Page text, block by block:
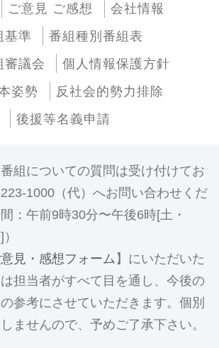
ご意見 ご感想
会社情報
基準
番組種別番組表
審議会
個人情報保護方針
姿勢
反社会的勢力排除
後援等名義申請
組についての質問は受け付けてお
1000（代）へお問い合わせくだ
：午前9時30分〜午後6時[土・
見・感想フォーム 】にいただいた
担当者がすべて目を通し、今後の
参考にさせていただきます。個別
ませんので、予めご了承下さい。